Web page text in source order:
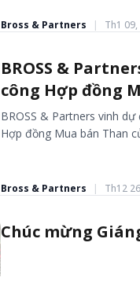
Bross & Partners | Th1
BROSS &
công Hợp đồng
BROSS & Partners vinh
Hợp đồng Mua bán Than
Bross & Partners | Th12
Chúc mừng